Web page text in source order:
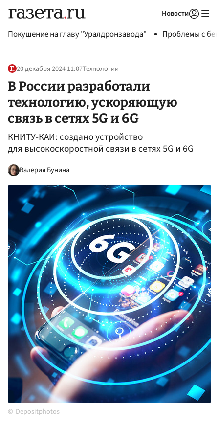
Новости
Покушение на главу "Уралдронзавода" Проблемы с
20 декабря 2024 11:07Технологии
В России разработали
технологию, ускоряющую
связь в сетях 5G и 6G
КНИТУ-КАИ: создано устройство
для высокоскоростной связи в сетях 5G и 6G
Валерия Бунина
Depositphotos